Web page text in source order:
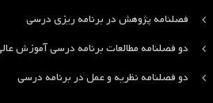
فصلنامه پژوهش در برنامه ریزی درسی
دو فصلنامه مطالعات برنامه درسی آموزش
دو فصلنامه نظریه و عمل در برنامه درسی